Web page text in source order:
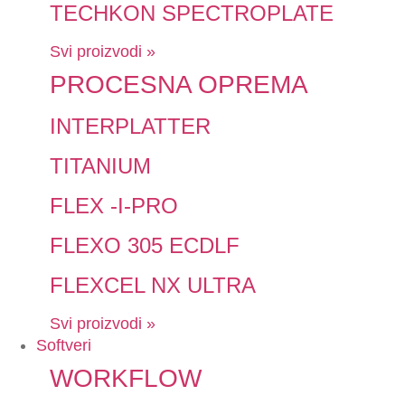
TECHKON SPECTROPLATE
Svi proizvodi »
PROCESNA OPREMA
INTERPLATTER
TITANIUM
FLEX -I-PRO
FLEXO 305 ECDLF
FLEXCEL NX ULTRA
Svi proizvodi »
Softveri
WORKFLOW